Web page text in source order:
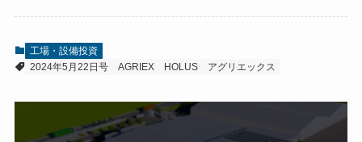
工場・設備投資
2024年5月22日号
AGRIEX HOLUS アグリエックス